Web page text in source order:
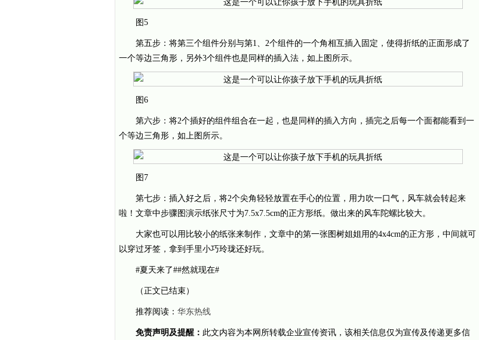
图5
第五步：将第三个组件分别与第1、2个组件的一个角相互插入固定，使得折纸的正面形成了
一个等边三角形，另外3个组件也是同样的插入法，如上图所示。
图6
第六步：将2个插好的组件组合在一起，也是同样的插入方向，插完之后每一个面都能看到一
个等边三角形，如上图所示。
图7
第七步：插入好之后，将2个尖角轻轻放置在手心的位置，用力吹一口气，风车就会转起来
啦！文章中步骤图演示纸张尺寸为7.5x7.5cm的正方形纸。做出来的风车陀螺比较大。
大家也可以用比较小的纸张来制作，文章中的第一张图树姐姐用的4x4cm的正方形，中间就可
以穿过牙签，拿到手里小巧玲珑还好玩。
#夏天来了##然就现在#
（正文已结束）
推荐阅读： 华东热线
免责声明及提醒： 此文内容为本网所转载企业宣传资讯，该相关信息仅为宣传及传递更多信